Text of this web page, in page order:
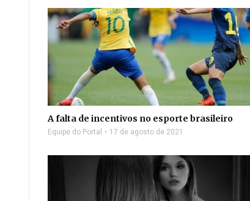
A falta de incentivos no esporte brasileiro
Equipe do Portal 17 de agosto de 2021